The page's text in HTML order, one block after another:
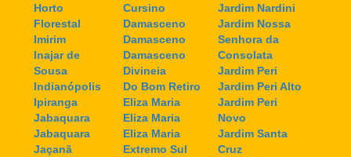
Horto
Florestal
Imirim
Inajar de
Sousa
Indianópolis
Ipiranga
Jabaquara
Jabaquara
Jaçanã
Cursino
Damasceno
Damasceno
Damasceno
Divineia
Do Bom Retiro
Eliza Maria
Eliza Maria
Eliza Maria
Extremo Sul
Jardim Nardini
Jardim Nossa
Senhora da
Consolata
Jardim Peri
Jardim Peri Alto
Jardim Peri
Novo
Jardim Santa
Cruz